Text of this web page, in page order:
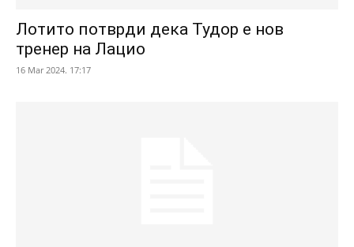
Лотито потврди дека Тудор е нов
тренер на Лацио
16 Mar 2024. 17:17